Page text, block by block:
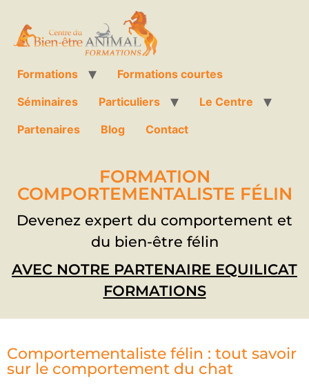
Formations
Formations courtes
Séminaires
Particuliers
Le Centre
Partenaires
Blog Contact
FORMATION
COMPORTEMENTALISTE FÉLIN
Devenez expert du comportement et
du bien-être félin
AVEC NOTRE PARTENAIRE EQUILICAT
FORMATIONS
Comportementaliste félin : tout savoir
sur le comportement du chat